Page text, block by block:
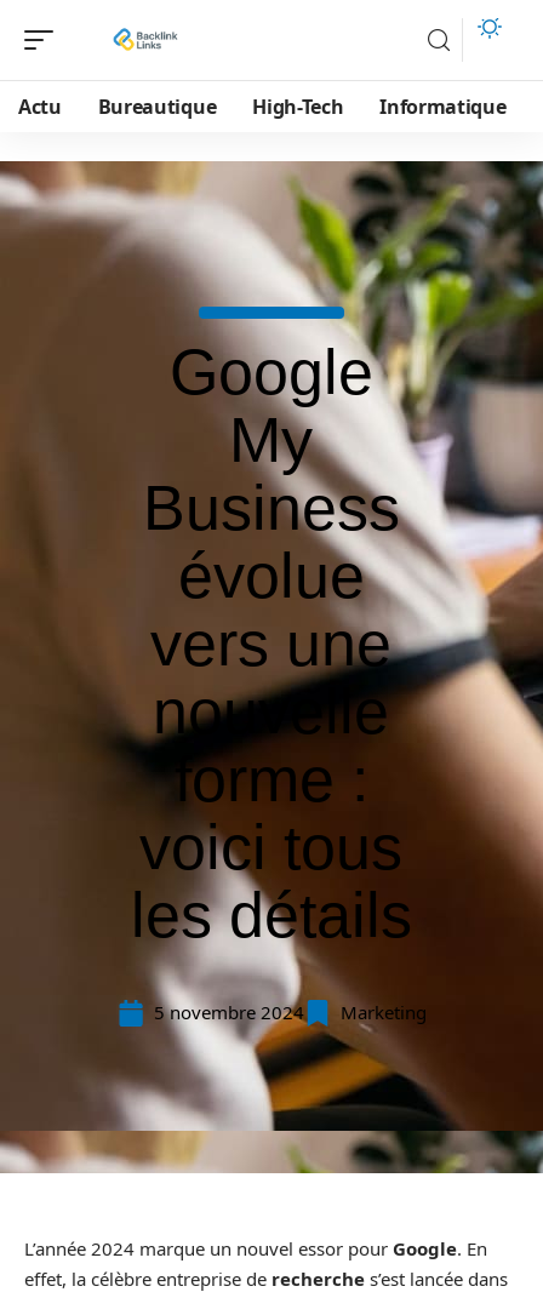
Actu Bureautique High-Tech Informatique
Google
My
Business
évolue
vers une
nouvelle
forme :
voici tous
les détails
5 novembre 2024 Marketing
L’année 2024 marque un nouvel essor pour Google. En
effet, la célèbre entreprise de recherche s’est lancée dans